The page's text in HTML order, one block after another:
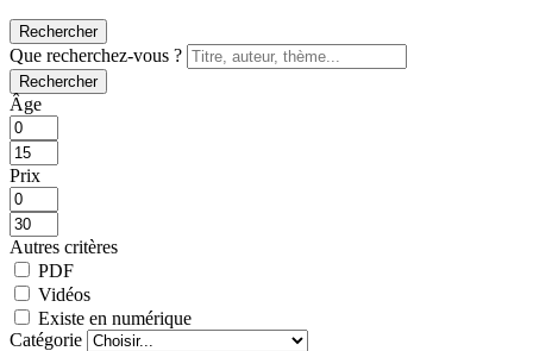
Rechercher
Que recherchez-vous ?
Rechercher
Âge
Prix
Autres critères
PDF
Vidéos
Existe en numérique
Catégorie